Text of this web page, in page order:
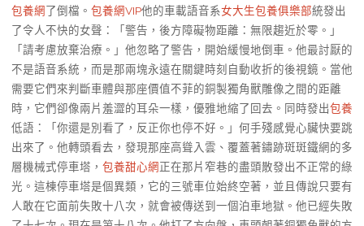
包養網了倒檔。 包養網VIP他的車載語音系女大生包養俱樂部統發出
了令人不快的女聲：「警告，後方障礙物距離：無限趨近於零。」
「請考慮放棄治療。」他忽略了警告，開始緩慢地倒車。他最討厭的
不是語音系統，而是那兩塊永遠在關鍵時刻自動收折的後視鏡。當他
需要它們來判斷車體與那座價值不菲的銅製獨角獸雕像之間的距離
時，它們卻像兩片羞澀的耳朵一樣，優雅地縮了回去。同時發出包養
低語：「你還是別看了，反正你也停不好。」何手殘感覺心臟快要跳
出來了。他轉頭看去，發現那座高聳入雲、覆蓋著鏽跡斑斑鐵網的多
層機械式停車塔， 包養甜心網正在那片窄巷的盡頭散發出不正常的綠
光。這棟停車塔是個異類，它的三號車位始終空著，並且傳說只要有
人敢在它面前失敗十八次，就會被傳送到一個泊車地獄。他已經失敗